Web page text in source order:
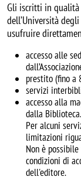
Gli iscritti in qualità
dell’Università
usufruire
accesso alle
prestito (fino a
servizi
accesso alla
dalla Biblioteca.
Per alcuni
limitazioni
Non è
condizioni di
dell'editore.